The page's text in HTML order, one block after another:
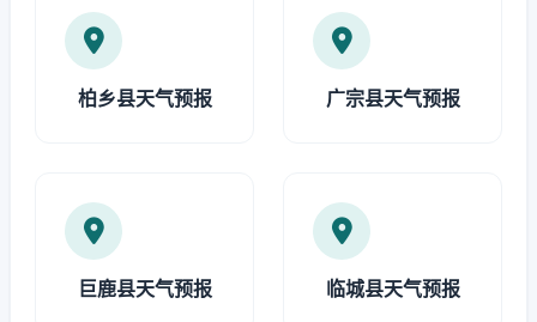
柏乡县天气预报 广宗县天气预报
巨鹿县天气预报 临城县天气预报